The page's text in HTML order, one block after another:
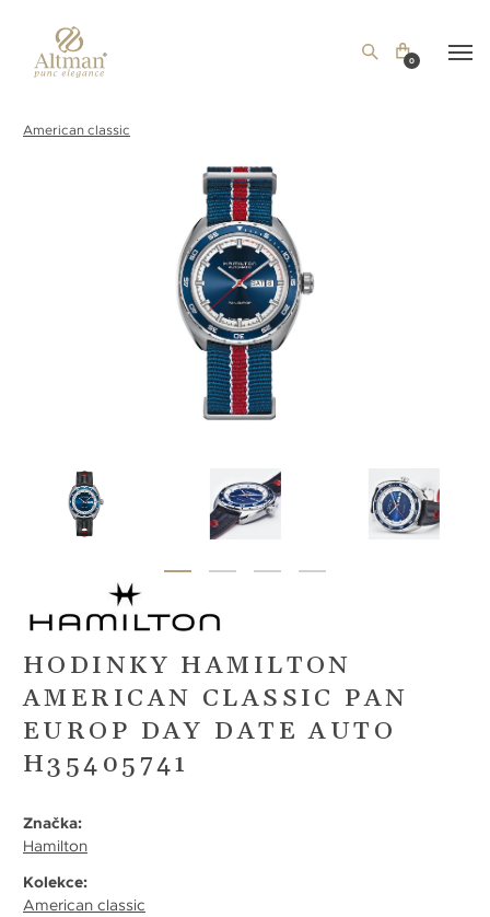
0
American classic
HODINKY HAMILTON
AMERICAN CLASSIC PAN
EUROP DAY DATE AUTO
H35405741
Značka:
Hamilton
Kolekce:
American classic